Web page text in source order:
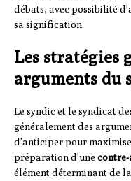
débats, avec possibilité
sa signification.
Les stratégies
arguments du
Le syndic et le syndicat
généralement des
d’anticiper pour
préparation d’une
élément déterminant de